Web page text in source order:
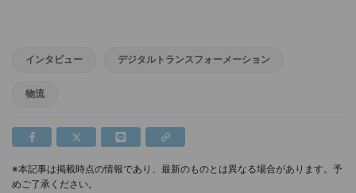
インタビュー デジタルトランスフォーメーション
物流
※本記事は掲載時点の情報であり、最新のものとは異なる場合があります。予
めご了承ください。